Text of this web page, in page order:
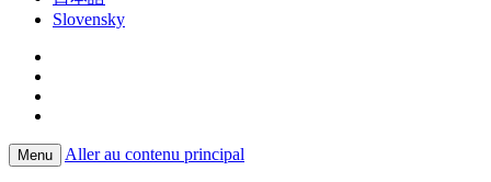
Slovensky
Menu Aller au contenu principal